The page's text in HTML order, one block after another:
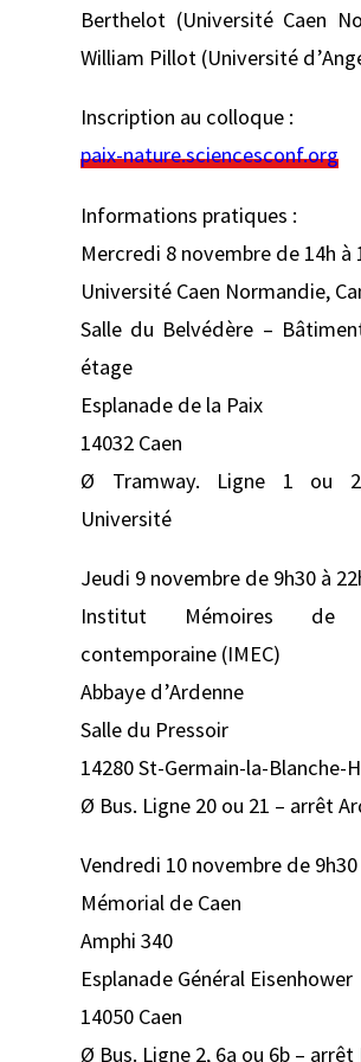
Berthelot (Université Caen
William Pillot (Université
Inscription au colloque :
paix-nature.sciencesconf.org
Informations pratiques :
Mercredi 8 novembre de 14h à
Université Caen Normandie,
Salle du Belvédère –
étage
Esplanade de la Paix
14032 Caen
Ø Tramway. Ligne 1 ou
Université
Jeudi 9 novembre de 9h30 à
Institut Mémoires de
contemporaine (IMEC)
Abbaye d’Ardenne
Salle du Pressoir
14280 St-Germain-la-Blanche-
Ø Bus. Ligne 20 ou 21 – arrêt
Vendredi 10 novembre de 9h30
Mémorial de Caen
Amphi 340
Esplanade Général Eisenhower
14050 Caen
Ø Bus. Ligne 2, 6a ou 6b –